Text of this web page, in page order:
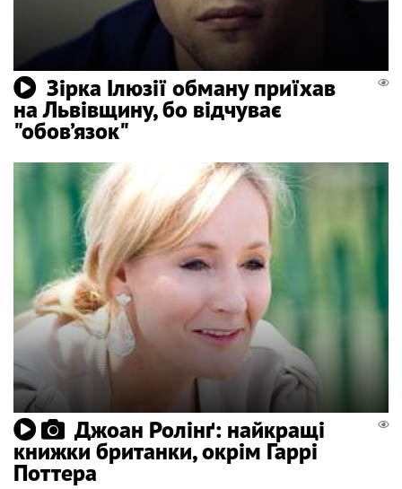
Зірка Ілюзії обману приїхав
на Львівщину, бо відчуває
"обов’язок"
Джоан Ролінґ: найкращі
книжки британки, окрім Гаррі
Поттера